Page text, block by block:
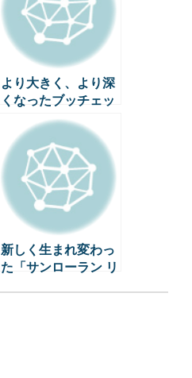
より大きく、より深
くなったブッチェッ
ラッティの世界
新しく生まれ変わっ
た「サンローラン リ